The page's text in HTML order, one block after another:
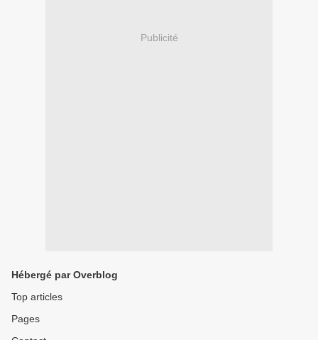
Publicité
Hébergé par Overblog
Top articles
Pages